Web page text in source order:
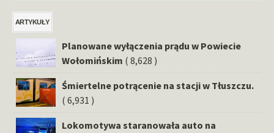
ARTYKUŁY
Planowane wyłączenia prądu w Powiecie
Wołomińskim ( 8,628 )
Śmiertelne potrącenie na stacji w Tłuszczu.
( 6,931 )
Lokomotywa staranowała auto na